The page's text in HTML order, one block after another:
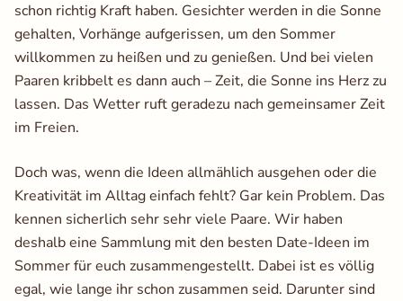
schon richtig Kraft haben. Gesichter werden in die Sonne
gehalten, Vorhänge aufgerissen, um den Sommer
willkommen zu heißen und zu genießen. Und bei vielen
Paaren kribbelt es dann auch – Zeit, die Sonne ins Herz zu
lassen. Das Wetter ruft geradezu nach gemeinsamer Zeit
im Freien.
Doch was, wenn die Ideen allmählich ausgehen oder die
Kreativität im Alltag einfach fehlt? Gar kein Problem. Das
kennen sicherlich sehr sehr viele Paare. Wir haben
deshalb eine Sammlung mit den besten Date-Ideen im
Sommer für euch zusammengestellt. Dabei ist es völlig
egal, wie lange ihr schon zusammen seid. Darunter sind